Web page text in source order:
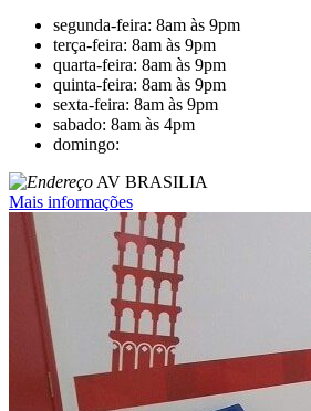
segunda-feira: 8am às 9pm
terça-feira: 8am às 9pm
quarta-feira: 8am às 9pm
quinta-feira: 8am às 9pm
sexta-feira: 8am às 9pm
sabado: 8am às 4pm
domingo:
AV BRASILIA
Mais informações